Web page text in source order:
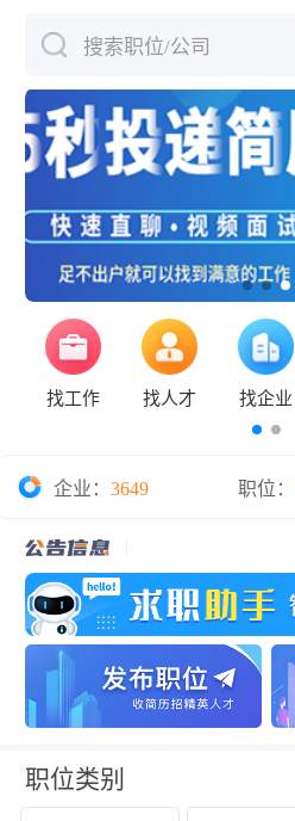
搜索职位/公司
找工作 找人才 找企业
企业： 3649 职位：
职位类别